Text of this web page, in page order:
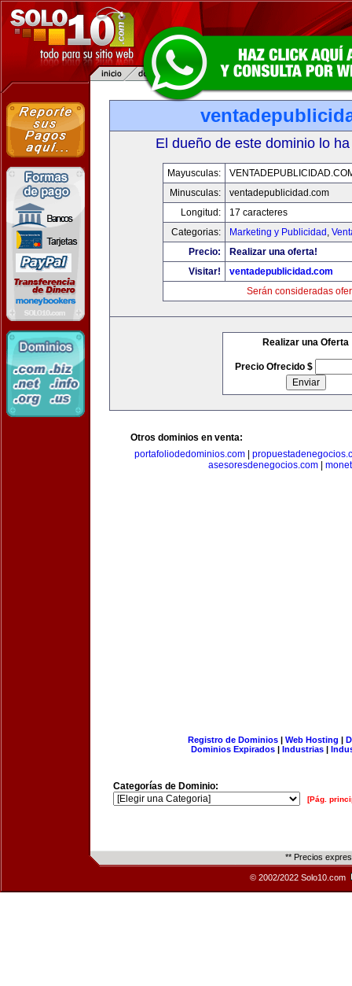
El dueño de este dominio lo
Mayusculas:
Minusculas:
ventadepublicidad.com
Longitud:
17 caracteres
Categorias:
Marketing y Publicidad ,
Precio:
Realizar una oferta!
Visitar!
ventadepublicidad.com
Serán consideradas
Realizar una Oferta
Precio Ofrecido $
Otros dominios en venta:
portafoliodedominios.com|
asesoresdenegocios.com
Registro de Dominios| Web Hosting |
Dominios Expirados | Industrias |
Categorías de Dominio:
[Pág.
** Precios
© 2002/2022 Solo10.com